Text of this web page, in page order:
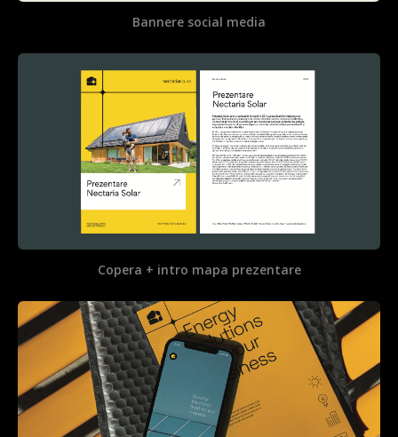
Bannere social media
Copera + intro mapa prezentare